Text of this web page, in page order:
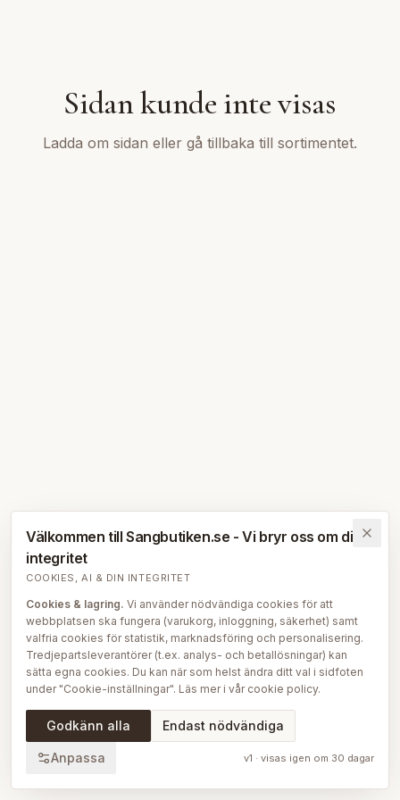
Sidan kunde inte visas
Ladda om sidan eller gå tillbaka till sortimentet.
Välkommen till Sangbutiken.se - Vi bryr oss om din
integritet
COOKIES, AI & DIN INTEGRITET
Cookies & lagring. Vi använder nödvändiga cookies för att
webbplatsen ska fungera (varukorg, inloggning, säkerhet) samt
valfria cookies för statistik, marknadsföring och personalisering.
Tredjepartsleverantörer (t.ex. analys- och betallösningar) kan
sätta egna cookies. Du kan när som helst ändra ditt val i sidfoten
under "Cookie-inställningar". Läs mer i vår cookie policy.
AI på Sängbutiken.För att ge dig en bättre upplevelse använder
vi delvis AI-teknik — bl.a. för smartare sök- och
att skapa, översätta och redigera delar av vårt redaktionella
Godkänn alla Endast nödvändiga
Anpassa v1 · visas igen om 30 dagar